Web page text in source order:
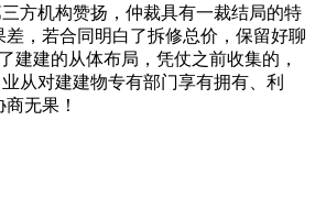
方机构赞扬，仲裁具有一裁结局的特
，若合同明白了拆修总价，保留好聊
建建的从体布局，凭仗之前收集的，
从对建建物专有部门享有拥有、利
无果！